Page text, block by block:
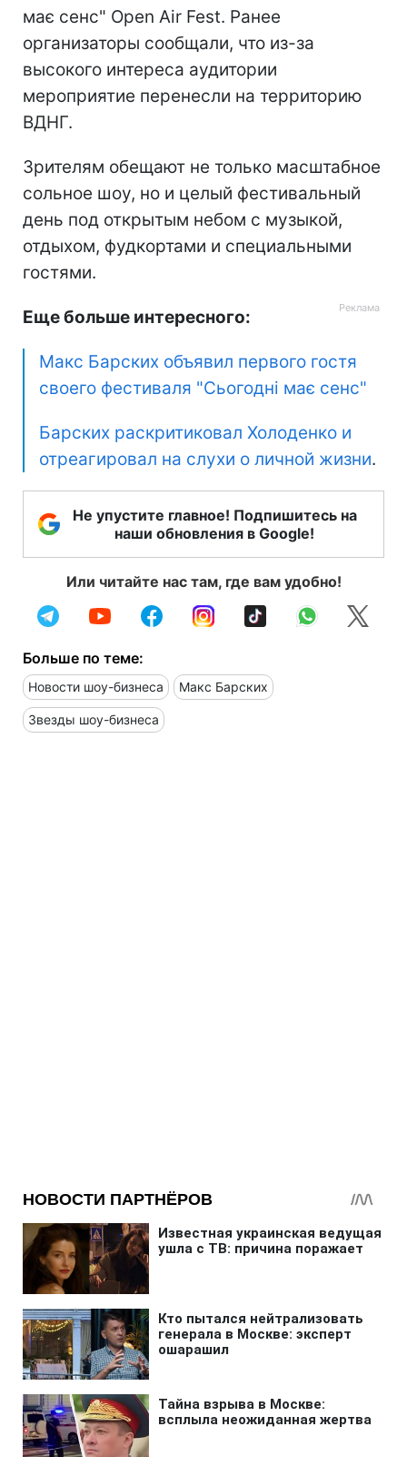
має сенс" Open Air Fest. Ранее
организаторы сообщали, что из-за
высокого интереса аудитории
мероприятие перенесли на территорию
ВДНГ.
Зрителям обещают не только масштабное
сольное шоу, но и целый фестивальный
день под открытым небом с музыкой,
отдыхом, фудкортами и специальными
гостями.
Еще больше интересного:
Макс Барских объявил первого гостя
своего фестиваля "Сьогодні має сенс"
Барских раскритиковал Холоденко и
отреагировал на слухи о личной жизни.
Не упустите главное! Подпишитесь на
наши обновления в Google!
Или читайте нас там, где вам удобно!
Больше по теме:
Новости шоу-бизнеса Макс Барских
Звезды шоу-бизнеса